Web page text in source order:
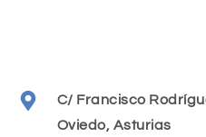
C/ Francisco
Oviedo, Asturias